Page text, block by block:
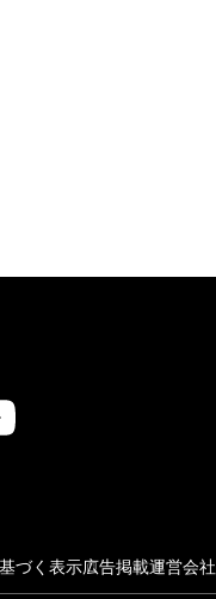
づく表示広告掲載運営会社